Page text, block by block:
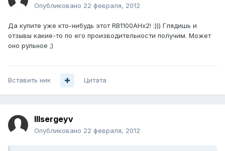
Опубликовано 22 февраля, 2012
Да купите уже кто-нибудь этот RB1100AHx2! :))) Глядишь и
отзывы какие-то по его производительности получим. Может
оно рульное ;)
Вставить ник Цитата
lllsergeyv
Опубликовано 22 февраля, 2012